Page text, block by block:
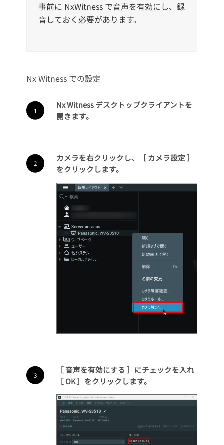
事前に NxWitness で音声を有効にし、録
音しておく必要があります。
Nx Witness での設定
Nx Witness デスクトップクライアントを
開きます。
カメラを右クリックし、［ カメラ設定 ］
をクリックします。
［ 音声を有効にする ］にチェックを入れ
［ OK ］をクリックします。